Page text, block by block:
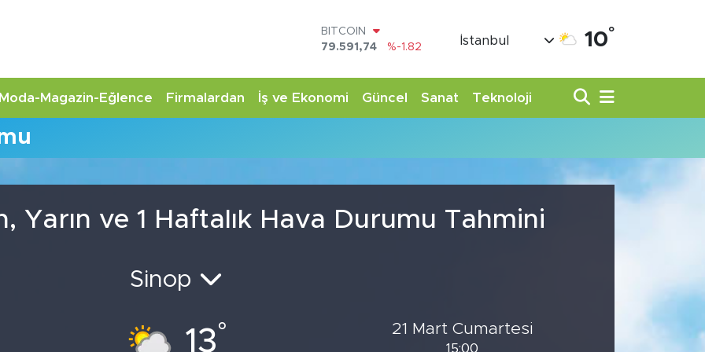
BITCOIN
79.591,74
%-1.82
45,43620
%0.02
EURO
BİST100
İstanbul 10°
Moda-Magazin-Eğlence Firmalardan İş ve Ekonomi Güncel Sanat Teknoloji
Yarın ve 1 Haftalık Hava Durumu Tahmini
Sinop
13° 21 Mart Cumartesi
15:00